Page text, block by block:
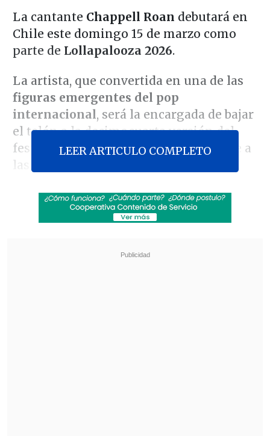
La cantante Chappell Roan debutará en
Chile este domingo 15 de marzo como
parte de Lollapalooza 2026.
La artista, que convertida en una de las
figuras emergentes del pop
internacional, será la encargada de bajar
el telón a la decimocuarta versión del
festival, subiendo al Cenco Malls Stage a
las
Revisa también
Teletón 2026: Conoce la fecha, el nuevo lema
LEER ARTICULO COMPLETO